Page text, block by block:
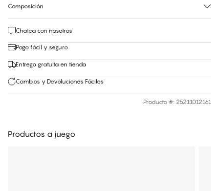
Composición
Chatea con nosotros
Pago fácil y seguro
Entrega gratuita en tienda
Cambios y Devoluciones Fáciles
Producto #: 25211012161
Productos a juego